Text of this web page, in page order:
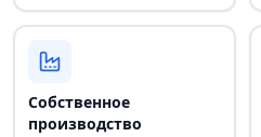
Собственное
производство